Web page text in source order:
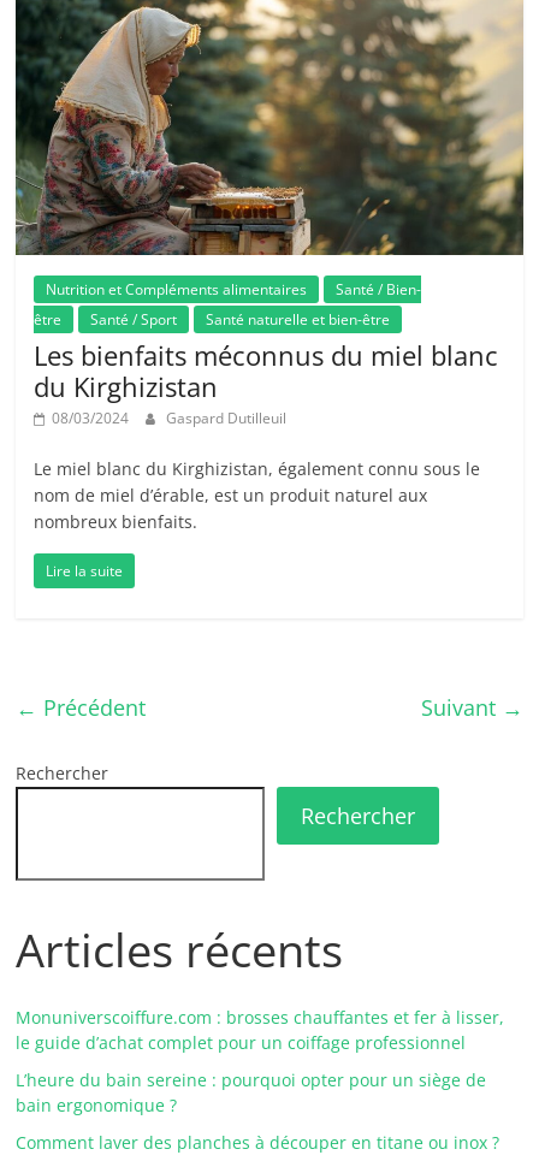
Nutrition et Compléments alimentaires
Santé / Bien-
être
Santé / Sport Santé naturelle et bien-être
Les bienfaits méconnus du miel blanc
du Kirghizistan
08/03/2024 Gaspard Dutilleuil
Le miel blanc du Kirghizistan, également connu sous le
nom de miel d’érable, est un produit naturel aux
nombreux bienfaits.
Lire la suite
← Précédent Suivant →
Rechercher
Rechercher
Articles récents
Monuniverscoiffure.com : brosses chauffantes et fer à lisser,
le guide d’achat complet pour un coiffage professionnel
L’heure du bain sereine : pourquoi opter pour un siège de
bain ergonomique ?
Comment laver des planches à découper en titane ou inox ?